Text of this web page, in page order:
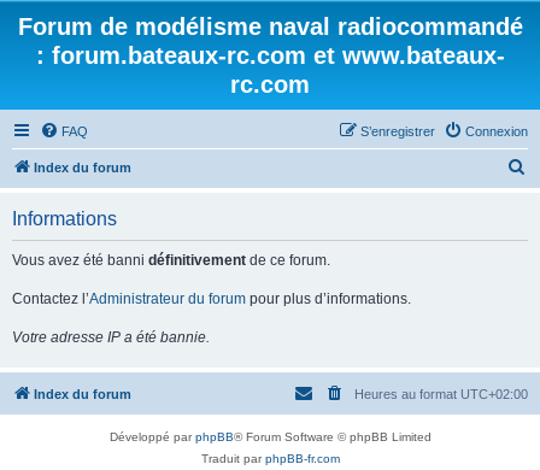
Forum de modélisme naval radiocommandé
: forum.bateaux-rc.com et www.bateaux-
rc.com
FAQ Connexion
S’enregistrer
Index du forum
e
Informations
Vous avez été banni définitivement de ce forum.
Contactez l’Administrateur du forum pour plus d’informations.
Votre adresse IP a été bannie.
Index du forum Heures au format UTC+02:00
Développé parphpBB® Forum Software © phpBB Limited
Traduit parphpBB-fr.com